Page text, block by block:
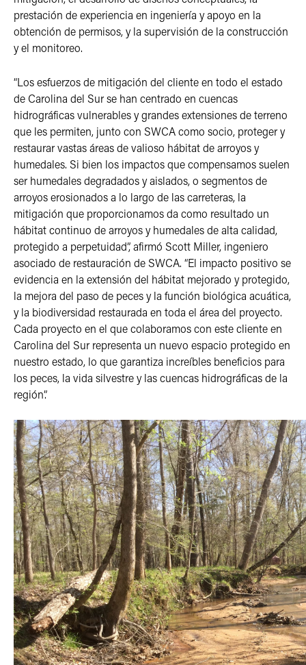
prestación de experiencia en ingeniería y apoyo en la
obtención de permisos, y la supervisión de la construcción
y el monitoreo.
“Los esfuerzos de mitigación del cliente en todo el estado
de Carolina del Sur se han centrado en cuencas
hidrográficas vulnerables y grandes extensiones de terreno
que les permiten, junto con SWCA como socio, proteger y
restaurar vastas áreas de valioso hábitat de arroyos y
humedales. Si bien los impactos que compensamos suelen
ser humedales degradados y aislados, o segmentos de
arroyos erosionados a lo largo de las carreteras, la
mitigación que proporcionamos da como resultado un
hábitat continuo de arroyos y humedales de alta calidad,
protegido a perpetuidad”, afirmó Scott Miller, ingeniero
asociado de restauración de SWCA. “El impacto positivo se
evidencia en la extensión del hábitat mejorado y protegido,
la mejora del paso de peces y la función biológica acuática,
y la biodiversidad restaurada en toda el área del proyecto.
Cada proyecto en el que colaboramos con este cliente en
Carolina del Sur representa un nuevo espacio protegido en
nuestro estado, lo que garantiza increíbles beneficios para
los peces, la vida silvestre y las cuencas hidrográficas de la
región”.